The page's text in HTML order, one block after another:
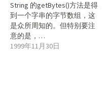
String 的getBytes()方法是得
到一个字串的字节数组，这
是众所周知的。但特别要注
意的是，…
1999年11月30日